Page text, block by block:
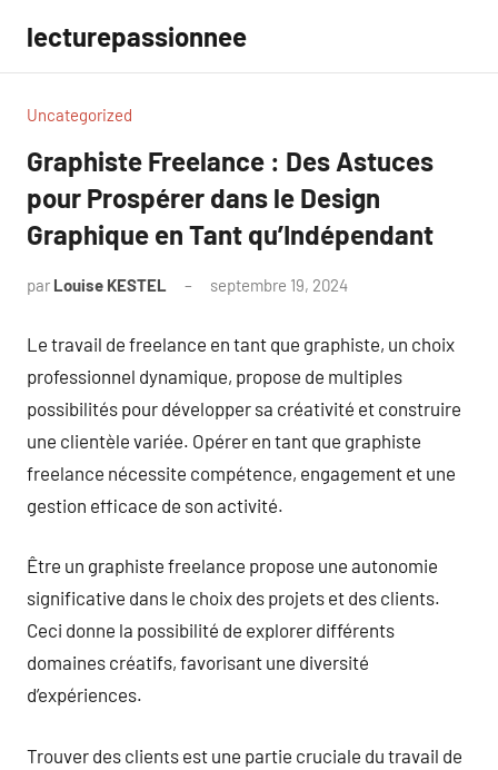
contenu
lecturepassionnee
Uncategorized
Graphiste Freelance : Des Astuces
pour Prospérer dans le Design
Graphique en Tant qu’Indépendant
par Louise KESTEL septembre 19, 2024
Le travail de freelance en tant que graphiste, un choix
professionnel dynamique, propose de multiples
possibilités pour développer sa créativité et construire
une clientèle variée. Opérer en tant que graphiste
freelance nécessite compétence, engagement et une
gestion efficace de son activité.
Être un graphiste freelance propose une autonomie
significative dans le choix des projets et des clients.
Ceci donne la possibilité de explorer différents
domaines créatifs, favorisant une diversité
d’expériences.
Trouver des clients est une partie cruciale du travail de